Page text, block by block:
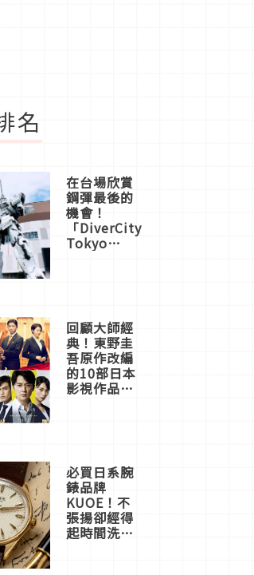
名
在台場欣賞
鋼彈最後的
機會！
「DiverCity
Tokyo
體驗
回顧大師經
典！東野圭
吾原作改編
的10部日本
影視作品推
必買日系腕
錶品牌
KUOE！不
張揚卻經得
起時間洗鍊